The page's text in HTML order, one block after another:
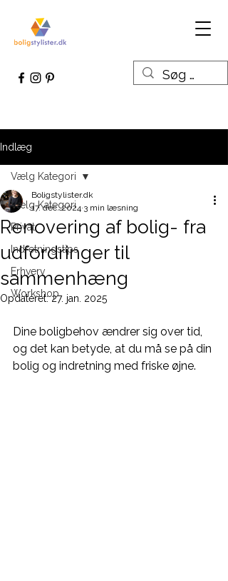
Indlæg
Vælg Kategori
Privat
Indretningstips
Erhverv
Workshop
Vælg Kategori
Renovering af bolig- fra
udfordringer til
sammenhæng
Boligstylister.dk
17. dec. 2024 3 min læsning
Opdateret:27. jan. 2025
Dine boligbehov ændrer sig over tid,
og det kan betyde, at du må se på din
bolig og indretning med friske øjne.